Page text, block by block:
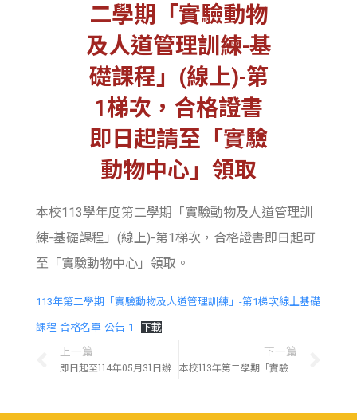
二學期「實驗動物
及人道管理訓練-基
礎課程」(線上)-第
1梯次，合格證書
即日起請至「實驗
動物中心」領取
本校113學年度第二學期「實驗動物及人道管理訓
練-基礎課程」(線上)-第1梯次，合格證書即日起可
至「實驗動物中心」領取。
113年第二學期「實驗動物及人道管理訓練」-第1梯次線上基礎
課程-合格名單-公告-1 下載
上一篇
即日起至114年05月31日辦理113年第二學期「實驗動物及人道管理訓練」-線上繼續課程，請已取得實驗動物管理「基礎班」訓練合格證書者，報名參加。
下一篇
本校113年第二學期「實驗動物及人道管理訓練-基礎課程」(線上)-第1梯次，通過測驗合格名單公告。